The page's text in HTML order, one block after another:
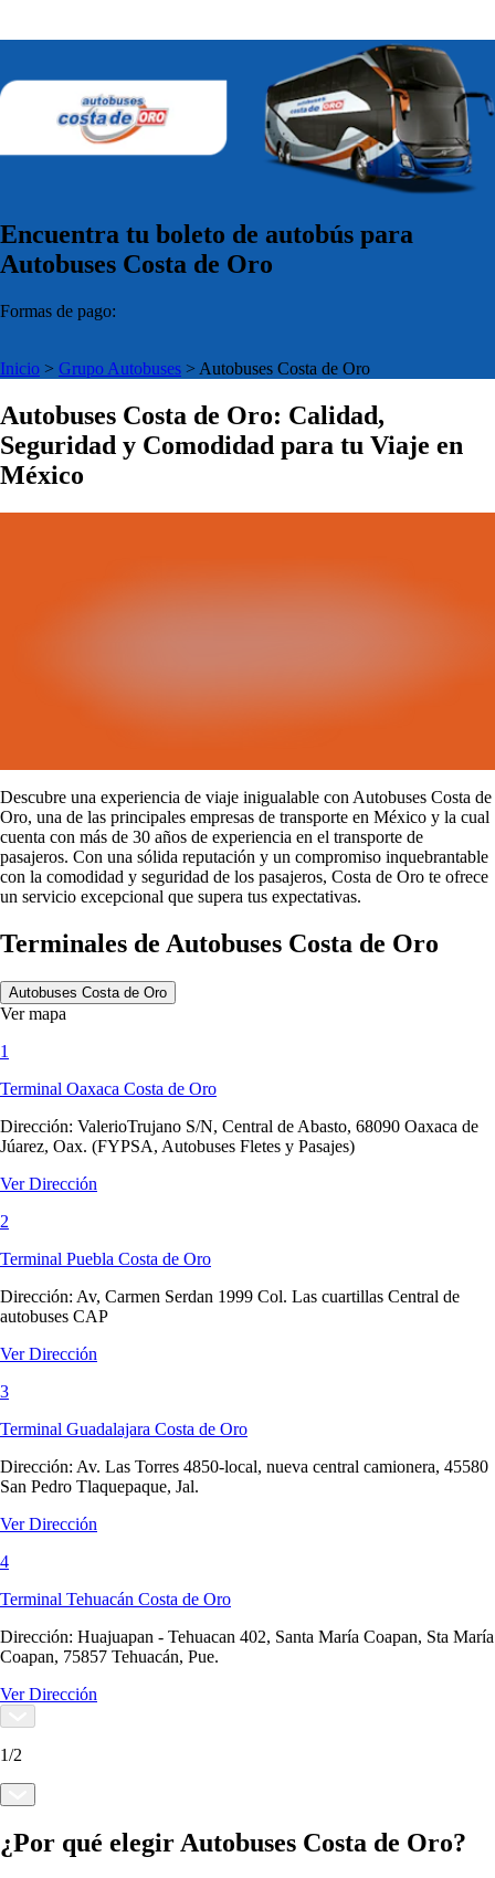
Encuentra tu boleto de autobús para
Autobuses Costa de Oro
Formas de pago:
Inicio > Grupo Autobuses > Autobuses Costa de Oro
Autobuses Costa de Oro: Calidad,
Seguridad y Comodidad para tu Viaje en
México
Descubre una experiencia de viaje inigualable con Autobuses Costa de
Oro, una de las principales empresas de transporte en México y la cual
cuenta con más de 30 años de experiencia en el transporte de
pasajeros. Con una sólida reputación y un compromiso inquebrantable
con la comodidad y seguridad de los pasajeros, Costa de Oro te ofrece
un servicio excepcional que supera tus expectativas.
Terminales de Autobuses Costa de Oro
Autobuses Costa de Oro
Ver mapa
1
Terminal Oaxaca Costa de Oro
Dirección: ValerioTrujano S/N, Central de Abasto, 68090 Oaxaca de
Júarez, Oax. (FYPSA, Autobuses Fletes y Pasajes)
Ver Dirección
2
Terminal Puebla Costa de Oro
Dirección: Av, Carmen Serdan 1999 Col. Las cuartillas Central de
autobuses CAP
Ver Dirección
3
Terminal Guadalajara Costa de Oro
Dirección: Av. Las Torres 4850-local, nueva central camionera, 45580
San Pedro Tlaquepaque, Jal.
Ver Dirección
4
Terminal Tehuacán Costa de Oro
Dirección: Huajuapan - Tehuacan 402, Santa María Coapan, Sta María
Coapan, 75857 Tehuacán, Pue.
Ver Dirección
1/2
¿Por qué elegir Autobuses Costa de Oro?